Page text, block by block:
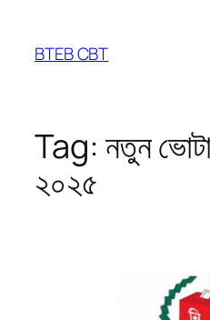
content
BTEB CBT
Tag: নতুন
২০২৫